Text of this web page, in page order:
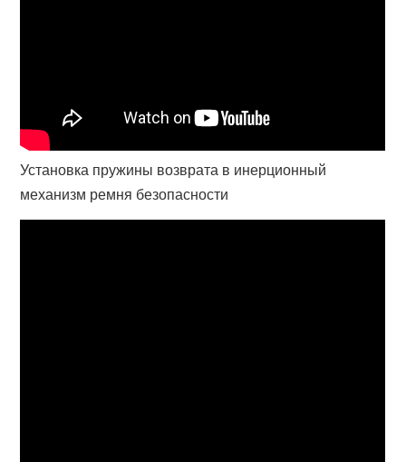
Установка пружины возврата в инерционный
механизм ремня безопасности